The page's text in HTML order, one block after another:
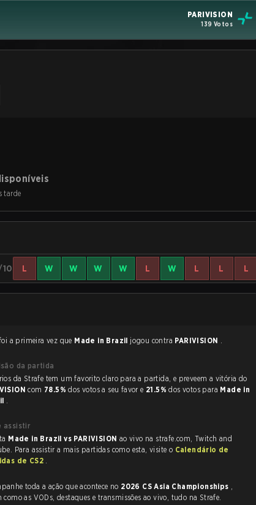
PARIVISION
139 Votos
tarde
L W W W W L W L L L
a primeira vez que Made in Brazil jogou contra PARIVISION .
da partida
Usuários da Strafe tem um favorito claro para a partida, e preveem a vitória do
com 78.5%dos votos a seu favor e 21.5%dos votos para Made in
.
assistir
Made in Brazil vs PARIVISION ao vivo na strafe.com, Twitch and
Para assistir a mais partidas como esta, visite o Calendário de
de CS2 .
toda a ação que acontece no 2026 CS Asia Championships ,
assim como as VODs, destaques e transmissões ao vivo, tudo na Strafe.